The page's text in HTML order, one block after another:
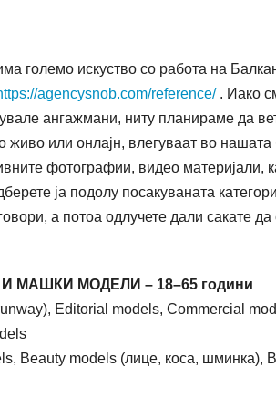
големо искуство со работа на
agencysnob.com/reference/. Иако
ангажмани, ниту планираме да
или онлајн, влегуваат во нашата
фотографии, видео материјали,
ја подолу посакуваната
а потоа одлучете дали сакате да
МОДЕЛИ – 18–65 години
Editorial models, Commercial
Beauty models (лице, коса, шминка),